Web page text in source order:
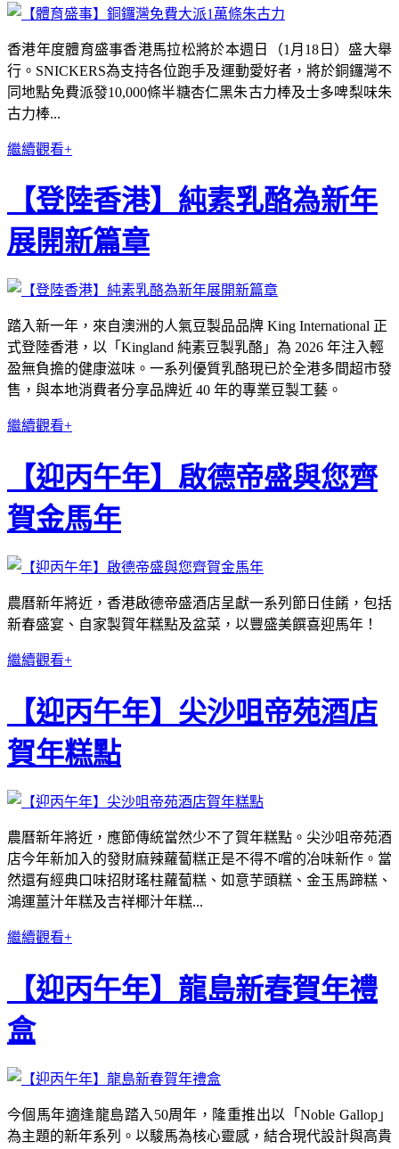
香港年度體育盛事香港馬拉松將於本週日（1月18日）盛大舉
行。SNICKERS為支持各位跑手及運動愛好者，將於銅鑼灣不
同地點免費派發10,000條半糖杏仁黑朱古力棒及士多啤梨味朱
古力棒...
繼續觀看+
【登陸香港】純素乳酪為新年
展開新篇章
踏入新一年，來自澳洲的人氣豆製品品牌 King International 正
式登陸香港，以「Kingland 純素豆製乳酪」為 2026 年注入輕
盈無負擔的健康滋味。一系列優質乳酪現已於全港多間超市發
售，與本地消費者分享品牌近 40 年的專業豆製工藝。
繼續觀看+
【迎丙午年】啟德帝盛與您齊
賀金馬年
農曆新年將近，香港啟德帝盛酒店呈獻一系列節日佳餚，包括
新春盛宴、自家製賀年糕點及盆菜，以豐盛美饌喜迎馬年！
繼續觀看+
【迎丙午年】尖沙咀帝苑酒店
賀年糕點
農曆新年將近，應節傳統當然少不了賀年糕點。尖沙咀帝苑酒
店今年新加入的發財麻辣蘿蔔糕正是不得不嚐的冶味新作。當
然還有經典口味招財瑤柱蘿蔔糕、如意芋頭糕、金玉馬蹄糕、
鴻運薑汁年糕及吉祥椰汁年糕...
繼續觀看+
【迎丙午年】龍島新春賀年禮
盒
今個馬年適逢龍島踏入50周年，隆重推出以「Noble Gallop」
為主題的新年系列。以駿馬為核心靈感，結合現代設計與高貴